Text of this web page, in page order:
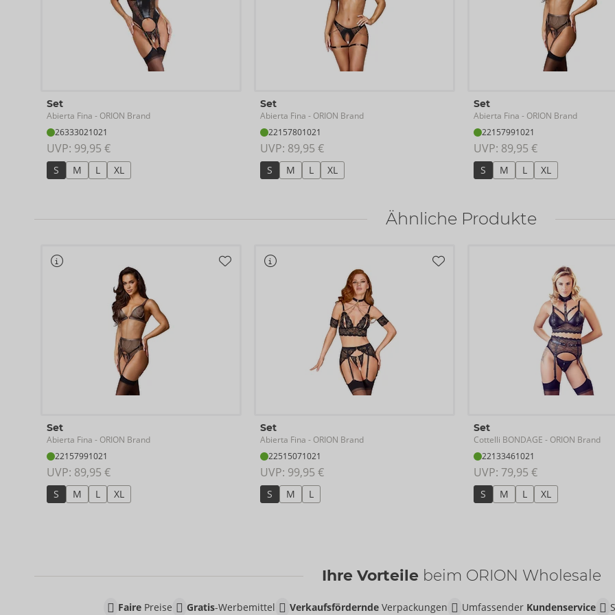
Set
Abierta Fina - ORION Brand
26333021021
UVP: 99,95 €
S M L XL
Set
Abierta Fina - ORION Brand
22157801021
UVP: 89,95 €
S M L XL
Set
Abierta Fina - ORION Brand
22157991021
UVP: 89,95 €
S M L XL
Ähnliche Produkte
Set
Abierta Fina - ORION Brand
22157991021
UVP: 89,95 €
S M L XL
Set
Abierta Fina - ORION Brand
22515071021
UVP: 99,95 €
S M L
Set
Cottelli BONDAGE - ORION Brand
22133461021
UVP: 79,95 €
S M L XL
Ihre Vorteile beim ORION Wholesale
FairePreise Gratis-Werbemittel VerkaufsförderndeVerpackungen Umfassender Kundenservice